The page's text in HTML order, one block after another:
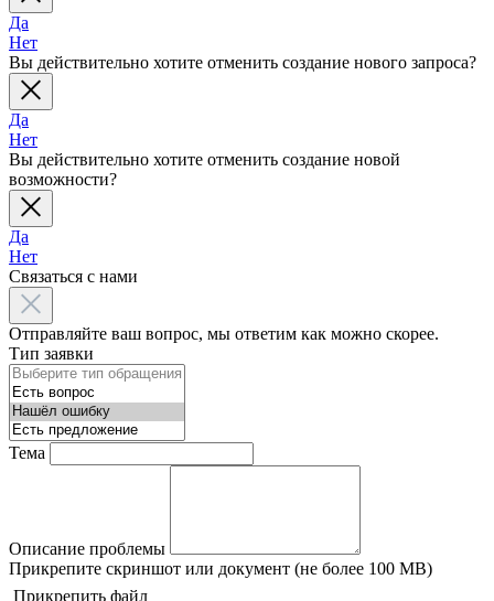
Да
Нет
Вы действительно хотите отменить создание нового запроса?
Да
Нет
Вы действительно хотите отменить создание новой
возможности?
Да
Нет
Связаться с нами
Отправляйте ваш вопрос, мы ответим как можно скорее.
Тип заявки
Тема
Описание проблемы
Прикрепите скриншот или документ (не более 100 MB)
Прикрепить файл